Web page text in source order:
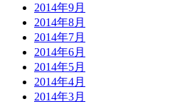
2014年9月
2014年8月
2014年7月
2014年6月
2014年5月
2014年4月
2014年3月